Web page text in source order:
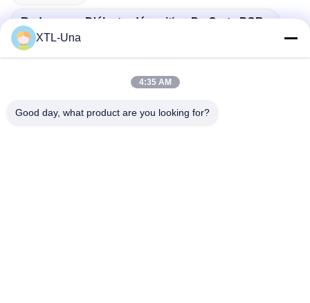
Redresseur D'électrodéposition De Carte PCB
Redresseur De Cuivrage
Alimentation D'énergie De Galvanoplastie De Carte
XTL-Una
4:35 AM
Good day, what product are you looking for?